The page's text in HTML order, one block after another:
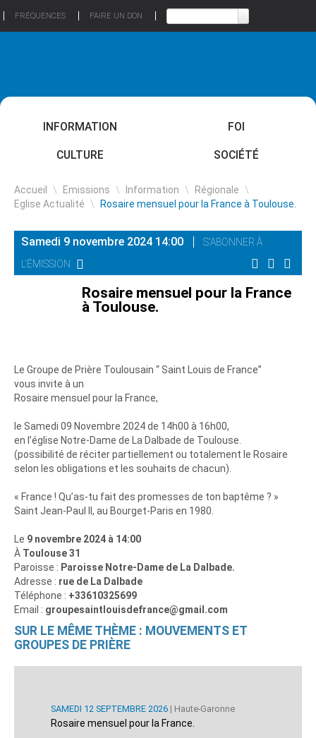
FRÉQUENCES FAIRE UN DON
INFORMATION FOI
CULTURE SOCIÉTÉ
Accueil \ Emissions \ Information \ Régionale \
Eglise Actualité \ Rosaire mensuel pour la France à Toulouse.
Samedi 9 novembre 2024 14:00
S'ABONNER À
L'ÉMISSION
Rosaire mensuel pour la France
à Toulouse.
Le Groupe de Prière Toulousain “ Saint Louis de France”
vous invite à un
Rosaire mensuel pour la France,
le Samedi 09 Novembre 2024 de 14h00 à 16h00,
en l’église Notre-Dame de La Dalbade de Toulouse.
(possibilité de réciter partiellement ou totalement le Rosaire
selon les obligations et les souhaits de chacun).
« France ! Qu’as-tu fait des promesses de ton baptême ? »
Saint Jean-Paul II, au Bourget-Paris en 1980.
Le 9 novembre 2024 à 14:00
À Toulouse 31
Paroisse : Paroisse Notre-Dame de La Dalbade.
Adresse : rue de La Dalbade
Téléphone : +33610325699
Email : groupesaintlouisdefrance@gmail.com
SUR LE MÊME THÈME : MOUVEMENTS ET
GROUPES DE PRIÈRE
SAMEDI 12 SEPTEMBRE 2026 | Haute-Garonne
Rosaire mensuel pour la France.